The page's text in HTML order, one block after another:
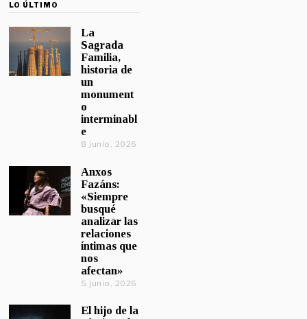
LO ÚLTIMO
La
Sagrada
Familia,
historia de
un
monument
o
interminabl
e
8 junio, 2026
Anxos
Fazáns:
«Siempre
busqué
analizar las
relaciones
íntimas que
nos
afectan»
5 junio, 2026
El hijo de la